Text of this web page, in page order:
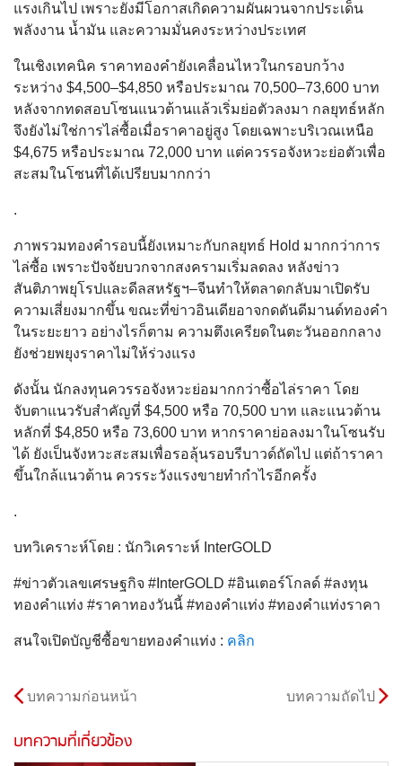
แรงเกินไป เพราะยังมีโอกาสเกิดความผันผวนจากประเด็น
พลังงาน น้ำมัน และความมั่นคงระหว่างประเทศ
ในเชิงเทคนิค ราคาทองคำยังเคลื่อนไหวในกรอบกว้าง
ระหว่าง $4,500–$4,850 หรือประมาณ 70,500–73,600 บาท
หลังจากทดสอบโซนแนวต้านแล้วเริ่มย่อตัวลงมา กลยุทธ์หลัก
จึงยังไม่ใช่การไล่ซื้อเมื่อราคาอยู่สูง โดยเฉพาะบริเวณเหนือ
$4,675 หรือประมาณ 72,000 บาท แต่ควรรอจังหวะย่อตัวเพื่อ
สะสมในโซนที่ได้เปรียบมากกว่า
.
ภาพรวมทองคำรอบนี้ยังเหมาะกับกลยุทธ์ Hold มากกว่าการ
ไล่ซื้อ เพราะปัจจัยบวกจากสงครามเริ่มลดลง หลังข่าว
สันติภาพยุโรปและดีลสหรัฐฯ–จีนทำให้ตลาดกลับมาเปิดรับ
ความเสี่ยงมากขึ้น ขณะที่ข่าวอินเดียอาจกดดันดีมานด์ทองคำ
ในระยะยาว อย่างไรก็ตาม ความตึงเครียดในตะวันออกกลาง
ยังช่วยพยุงราคาไม่ให้ร่วงแรง
ดังนั้น นักลงทุนควรรอจังหวะย่อมากกว่าซื้อไล่ราคา โดย
จับตาแนวรับสำคัญที่ $4,500 หรือ 70,500 บาท และแนวต้าน
หลักที่ $4,850 หรือ 73,600 บาท หากราคาย่อลงมาในโซนรับ
ได้ ยังเป็นจังหวะสะสมเพื่อรอลุ้นรอบรีบาวด์ถัดไป แต่ถ้าราคา
ขึ้นใกล้แนวต้าน ควรระวังแรงขายทำกำไรอีกครั้ง
.
บทวิเคราะห์โดย : นักวิเคราะห์ InterGOLD
#ข่าวตัวเลขเศรษฐกิจ #InterGOLD #อินเตอร์โกลด์ #ลงทุน
ทองคำแท่ง #ราคาทองวันนี้ #ทองคำแท่ง #ทองคำแท่งราคา
สนใจเปิดบัญชีซื้อขายทองคำแท่ง : คลิก
บทความก่อนหน้า บทความถัดไป
บทความที่เกี่ยวข้อง